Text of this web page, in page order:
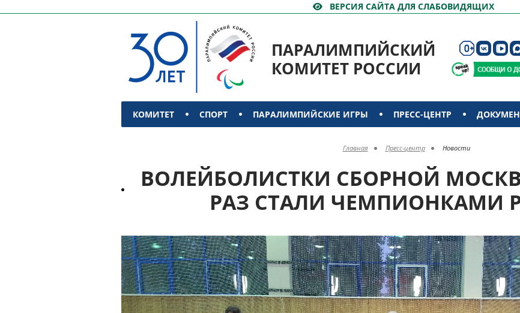
ВЕРСИЯ САЙТА ДЛЯ СЛАБОВИДЯЩИХ
ПАРАЛИМПИЙСКИЙ
КОМИТЕТ РОССИИ
КОМИТЕТ СПОРТ ПАРАЛИМПИЙСКИЕ ИГРЫ ПРЕСС-ЦЕНТР
Главная Пресс-центр Новости
ВОЛЕЙБОЛИСТКИ СБОРНОЙ
РАЗ СТАЛИ ЧЕМПИОНКАМИ